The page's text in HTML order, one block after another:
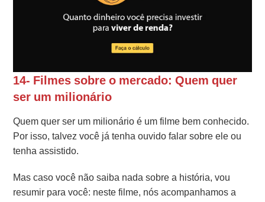
14- Filmes sobre o mercado: Quem quer
ser um milionário
Quem quer ser um milionário é um filme bem conhecido.
Por isso, talvez você já tenha ouvido falar sobre ele ou
tenha assistido.
Mas caso você não saiba nada sobre a história, vou
resumir para você: neste filme, nós acompanhamos a